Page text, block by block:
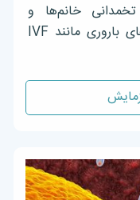
خانم‌ها و
پیش‌بینی پاسخ تخمدان به درمان‌های باروری مانند IVF